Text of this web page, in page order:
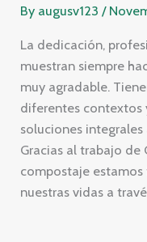
By augusv123/
La dedicación,
muestran siempre
muy agradable.
diferentes contextos
soluciones
Gracias al trabajo de
compostaje
nuestras vidas a